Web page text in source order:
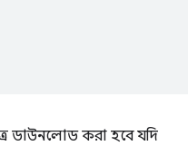
ডাউনলোড করা হবে যদি